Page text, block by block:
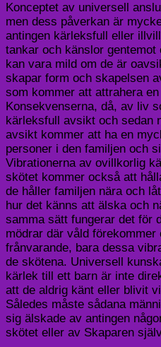
Konceptet av universell
men dess påverkan är
antingen kärleksfull eller
tankar och känslor
kan vara mild om de är
skapar form och skapelsen
som kommer att attrahera
Konsekvenserna, då, av liv
kärleksfull avsikt och sedan
avsikt kommer att ha en
personer i den familjen och
Vibrationerna av ovillkorlig
skötet kommer också att
de håller familjen nära och
hur det känns att älska och
samma sätt fungerar det för
mödrar där våld
frånvarande, bara dessa
de skötena. Universell
kärlek till ett barn är inte
att de aldrig känt eller blivit
Således måste sådana
sig älskade av antingen
skötet eller av Skaparen